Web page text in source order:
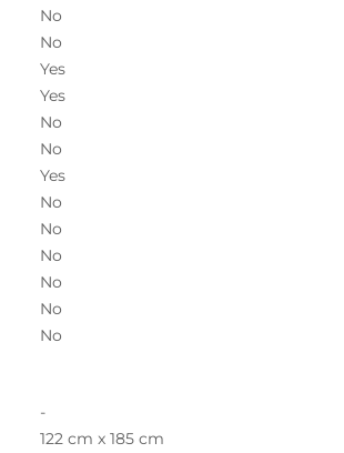
No
No
Yes
Yes
No
No
Yes
No
No
No
No
No
No
-
122 cm x 185 cm